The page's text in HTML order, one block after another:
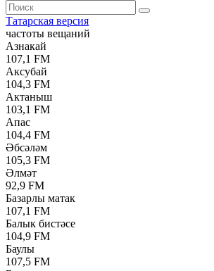
Татарская версия
частоты вещаний
Азнакай
107,1 FM
Аксубай
104,3 FM
Актаныш
103,1 FM
Апас
104,4 FM
Әбсәләм
105,3 FM
Әлмәт
92,9 FM
Базарлы матак
107,1 FM
Балык бистәсе
104,9 FM
Баулы
107,5 FM